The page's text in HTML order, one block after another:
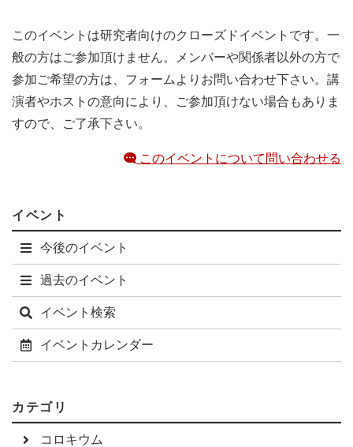
このイベントは研究者向けのクローズドイベントです。一
般の方はご参加頂けません。メンバーや関係者以外の方で
参加ご希望の方は、フォームよりお問い合わせ下さい。講
演者やホストの意向により、ご参加頂けない場合もありま
すので、ご了承下さい。
このイベントについて問い合わせる
イベント
今後のイベント
過去のイベント
イベント検索
イベントカレンダー
カテゴリ
コロキウム